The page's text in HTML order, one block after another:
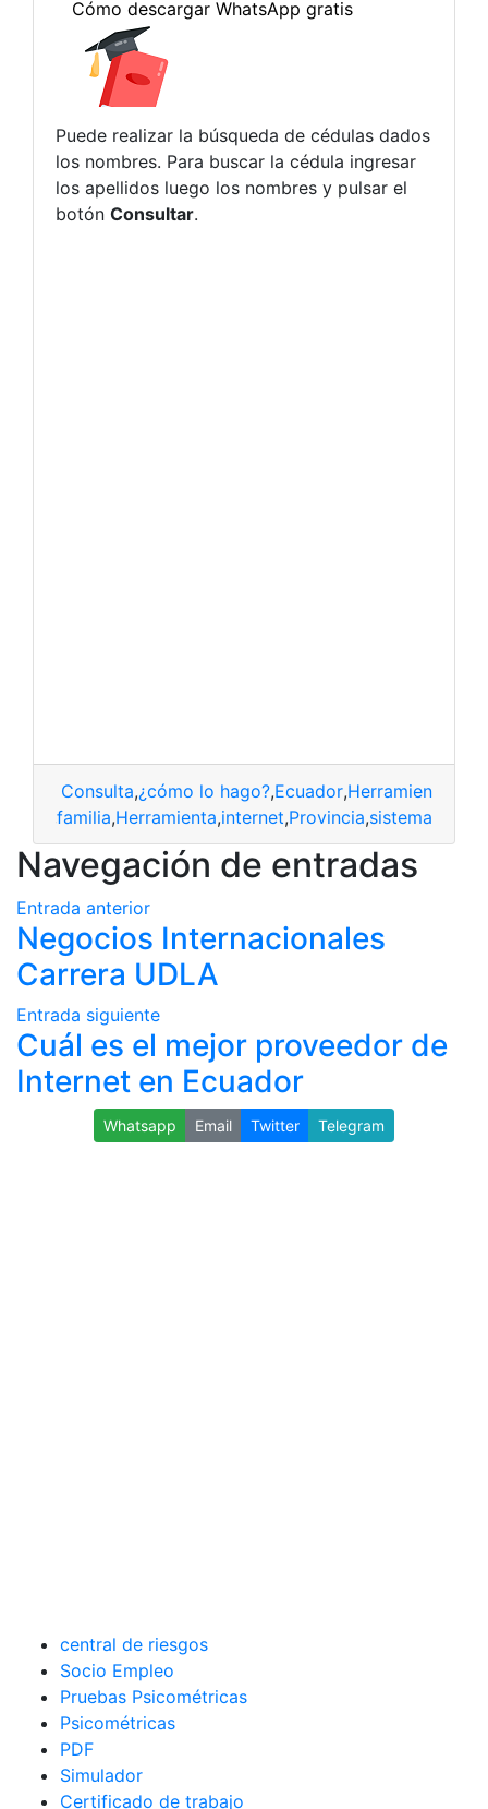
Puede realizar la búsqueda de cédulas dados
los nombres. Para buscar la cédula ingresar
los apellidos luego los nombres y pulsar el
botón Consultar.
Consulta,¿cómo lo hago?,Ecuador,Herramienta
familia,Herramienta,internet,Provincia,sistema
Navegación de entradas
Entrada anterior
Negocios Internacionales
Carrera UDLA
Entrada siguiente
Cuál es el mejor proveedor de
Internet en Ecuador
Whatsapp Email Twitter Telegram
central de riesgos
Socio Empleo
Pruebas Psicométricas
Psicométricas
PDF
Simulador
Certificado de trabajo